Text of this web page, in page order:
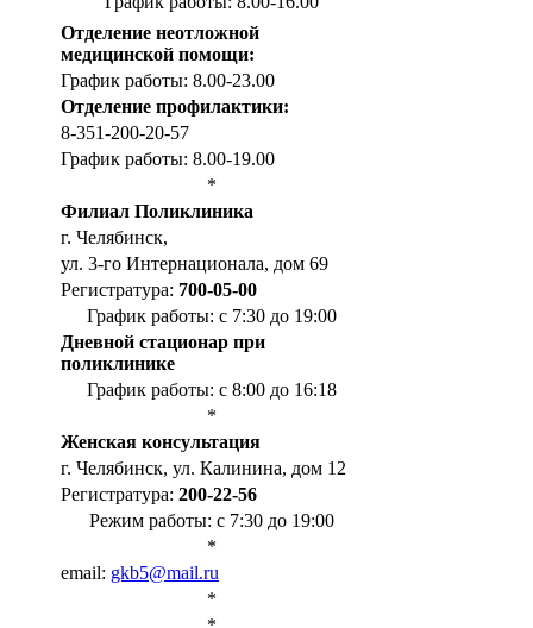
Отделение неотложной
медицинской помощи:
График работы: 8.00-23.00
Отделение профилактики:
8-351-200-20-57
График работы: 8.00-19.00
*
Филиал Поликлиника
г. Челябинск,
ул. 3-го Интернационала, дом 69
Регистратура: 700-05-00
График работы: с 7:30 до 19:00
Дневной стационар при
поликлинике
График работы: с 8:00 до 16:18
*
Женская консультация
г. Челябинск, ул. Калинина, дом 12
Регистратура: 200-22-56
Режим работы: с 7:30 до 19:00
*
email: gkb5@mail.ru
*